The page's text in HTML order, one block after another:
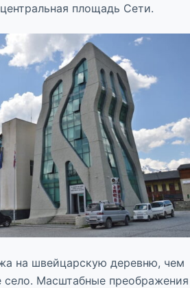
площадь Сети.
на швейцарскую деревню, чем
село. Масштабные преображения